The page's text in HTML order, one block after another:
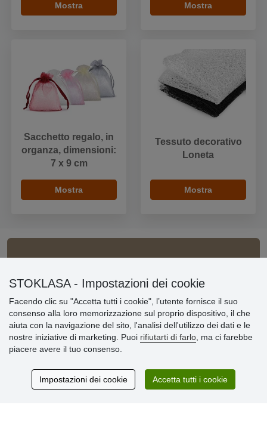
Mostra Mostra
Sacchetto regalo, in
organza, dimensioni:
7 x 9 cm
Mostra
Tessuto decorativo
Loneta
Mostra
» Impostazioni dei cookie
» Termini & Condizioni
» Informativa sulla Privacy
» Consegna e pagamento
» Garanzia e resi
» Programma fedeltà
Recensioni
STOKLASA - Impostazioni dei cookie
Facendo clic su "Accetta tutti i cookie", l’utente fornisce il suo
consenso alla loro memorizzazione sul proprio dispositivo, il che
aiuta con la navigazione del sito, l'analisi dell'utilizzo dei dati e le
nostre iniziative di marketing. Puoi rifiutarti di farlo , ma ci farebbe
piacere avere il tuo consenso.
Impostazioni dei cookie Accetta tutti i cookie